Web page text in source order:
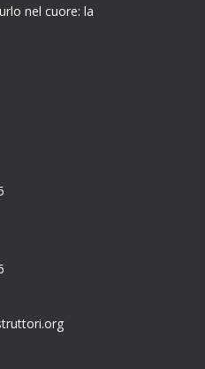
nel cuore: la